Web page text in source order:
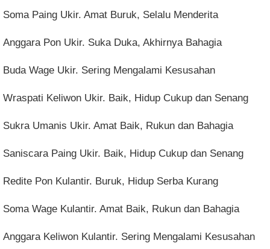
Soma Paing Ukir. Amat Buruk, Selalu Menderita
Anggara Pon Ukir. Suka Duka, Akhirnya Bahagia
Buda Wage Ukir. Sering Mengalami Kesusahan
Wraspati Keliwon Ukir. Baik, Hidup Cukup dan Senang
Sukra Umanis Ukir. Amat Baik, Rukun dan Bahagia
Saniscara Paing Ukir. Baik, Hidup Cukup dan Senang
Redite Pon Kulantir. Buruk, Hidup Serba Kurang
Soma Wage Kulantir. Amat Baik, Rukun dan Bahagia
Anggara Keliwon Kulantir. Sering Mengalami Kesusahan